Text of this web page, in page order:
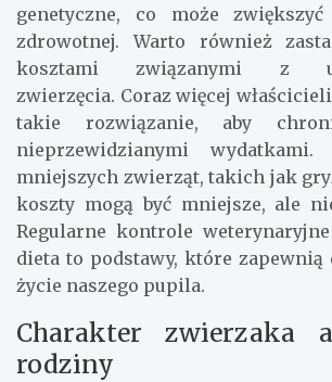
genetyczne, co może
zdrowotnej. Warto również
kosztami związanymi z
zwierzęcia. Coraz więcej
takie rozwiązanie, aby
nieprzewidzianymi
mniejszych zwierząt, takich jak
koszty mogą być mniejsze, ale
Regularne kontrole
dieta to podstawy, które zapewnią
życie naszego pupila.
Charakter zwierzaka
rodziny